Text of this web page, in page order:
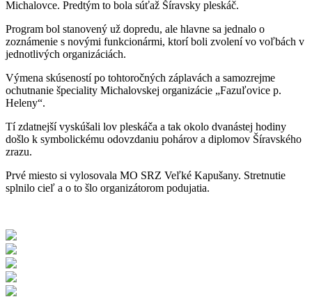
Michalovce. Predtým to bola súťaž Šíravsky pleskáč.
Program bol stanovený už dopredu, ale hlavne sa jednalo o
zoznámenie s novými funkcionármi, ktorí boli zvolení vo voľbách v
jednotlivých organizáciách.
Výmena skúseností po tohtoročných záplavách a samozrejme
ochutnanie špeciality Michalovskej organizácie „Fazuľovice p.
Heleny“.
Tí zdatnejší vyskúšali lov pleskáča a tak okolo dvanástej hodiny
došlo k symbolickému odovzdaniu pohárov a diplomov Šíravského
zrazu.
Prvé miesto si vylosovala MO SRZ Veľké Kapušany. Stretnutie
splnilo cieľ a o to šlo organizátorom podujatia.